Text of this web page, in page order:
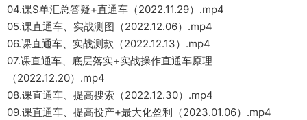
04.课S单汇总答疑+直通车（2022.11.29）.mp4
05.课直通车、实战测图（2022.12.06）.mp4
06.课直通车、实战测款（2022.12.13）.mp4
07.课直通车、底层落实+实战操作直通车原理
（2022.12.20）.mp4
08.课直通车、提高搜索（2022.12.30）.mp4
09.课直通车、提高投产+最大化盈利（2023.01.06）.mp4